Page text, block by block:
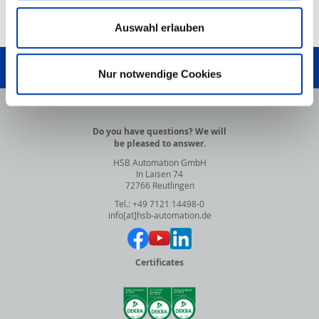
Auswahl erlauben
Nur notwendige Cookies
Do you have questions? We will
be pleased to answer.
HSB Automation GmbH
In Laisen 74
72766 Reutlingen
Tel.: +49 7121 14498-0
info[at]hsb-automation.de
Certificates